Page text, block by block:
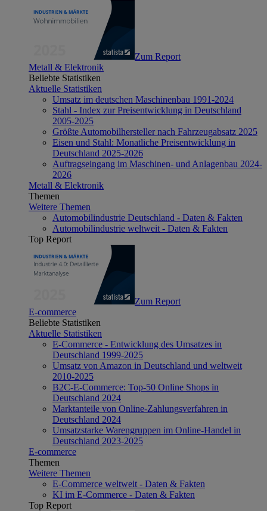
Zum Report
Metall & Elektronik
Beliebte Statistiken
Aktuelle Statistiken
Umsatz im deutschen Maschinenbau 1991-2024
Stahl - Index zur Preisentwicklung in Deutschland
2005-2025
Größte Automobilhersteller nach Fahrzeugabsatz 2025
Eisen und Stahl: Monatliche Preisentwicklung in
Deutschland 2025-2026
Auftragseingang im Maschinen- und Anlagenbau 2024-
2026
Metall & Elektronik
Themen
Weitere Themen
Automobilindustrie Deutschland - Daten & Fakten
Automobilindustrie weltweit - Daten & Fakten
Top Report
Zum Report
E-commerce
Beliebte Statistiken
Aktuelle Statistiken
E-Commerce - Entwicklung des Umsatzes in
Deutschland 1999-2025
Umsatz von Amazon in Deutschland und weltweit
2010-2025
B2C-E-Commerce: Top-50 Online Shops in
Deutschland 2024
Marktanteile von Online-Zahlungsverfahren in
Deutschland 2024
Umsatzstarke Warengruppen im Online-Handel in
Deutschland 2023-2025
E-commerce
Themen
Weitere Themen
E-Commerce weltweit - Daten & Fakten
KI im E-Commerce - Daten & Fakten
Top Report